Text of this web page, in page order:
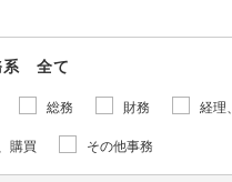
系 全て
総務 財務 経理
購買 その他事務